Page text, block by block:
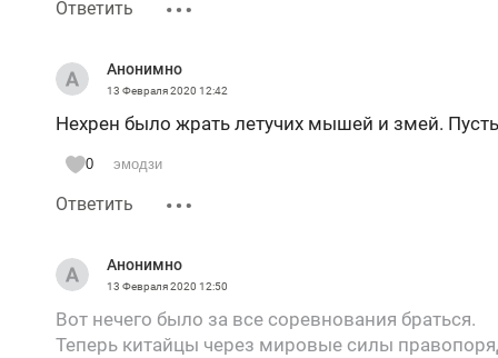
Ответить
Анонимно
13 Февраля 2020 12:42
Нехрен было жрать летучих мышей и змей.
0 эмодзи
Ответить
Анонимно
13 Февраля 2020 12:50
Вот нечего было за все соревнования браться.
Теперь китайцы через мировые силы